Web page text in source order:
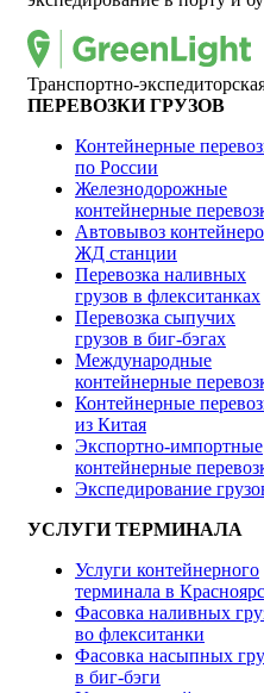
Транспортно-
ПЕРЕВОЗКИ ГРУЗОВ
Контейнерные
по России
Железнодорожные
контейнерные
Автовывоз
ЖД станции
Перевозка наливных
грузов в флекситанках
Перевозка сыпучих
грузов в биг-бэгах
Международные
контейнерные
Контейнерные
из Китая
Экспортно-импортные
контейнерные
Экспедирование
УСЛУГИ ТЕРМИНАЛА
Услуги контейнерного
терминала в
Фасовка наливных
во флекситанки
Фасовка насыпных
в биг-бэги